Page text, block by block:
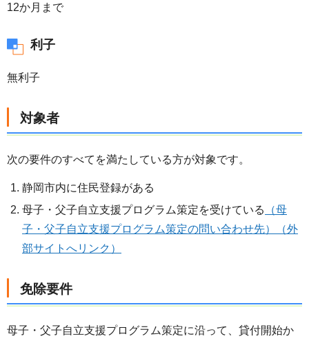
12か月まで
利子
無利子
対象者
次の要件のすべてを満たしている方が対象です。
静岡市内に住民登録がある
母子・父子自立支援プログラム策定を受けている
（母
子・父子自立支援プログラム策定の問い合わせ先）（外
部サイトへリンク）
免除要件
母子・父子自立支援プログラム策定に沿って、貸付開始か